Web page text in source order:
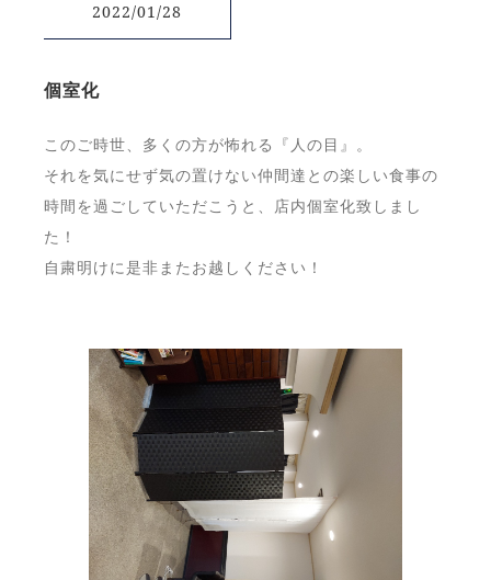
2022/01/28
個室化
このご時世、多くの方が怖れる『人の目』。
それを気にせず気の置けない仲間達との楽しい食事の
時間を過ごしていただこうと、店内個室化致しまし
た！
自粛明けに是非またお越しください！